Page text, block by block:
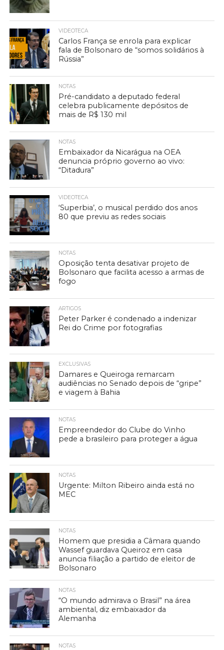
VIDEOTECA
Carlos França se enrola para explicar
fala de Bolsonaro de “somos solidários à
Rússia”
NOTAS
Pré-candidato a deputado federal
celebra publicamente depósitos de
mais de R$ 130 mil
NOTAS
Embaixador da Nicarágua na OEA
denuncia próprio governo ao vivo:
“Ditadura”
VIDEOTECA
‘Superbia’, o musical perdido dos anos
80 que previu as redes sociais
NOTAS
Oposição tenta desativar projeto de
Bolsonaro que facilita acesso a armas de
fogo
ARTIGOS
Peter Parker é condenado a indenizar
Rei do Crime por fotografias
EXCLUSIVAS
Damares e Queiroga remarcam
audiências no Senado depois de “gripe”
e viagem à Bahia
NOTAS
Empreendedor do Clube do Vinho
pede a brasileiro para proteger a água
NOTAS
Urgente: Milton Ribeiro ainda está no
MEC
NOTAS
Homem que presidia a Câmara quando
Wassef guardava Queiroz em casa
anuncia filiação a partido de eleitor de
Bolsonaro
NOTAS
“O mundo admirava o Brasil” na área
ambiental, diz embaixador da
Alemanha
NOTAS